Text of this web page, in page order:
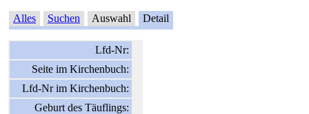
Alles Suchen Auswahl Detail
Lfd-Nr:
Seite im Kirchenbuch:
Lfd-Nr im Kirchenbuch:
Geburt des Täuflings: